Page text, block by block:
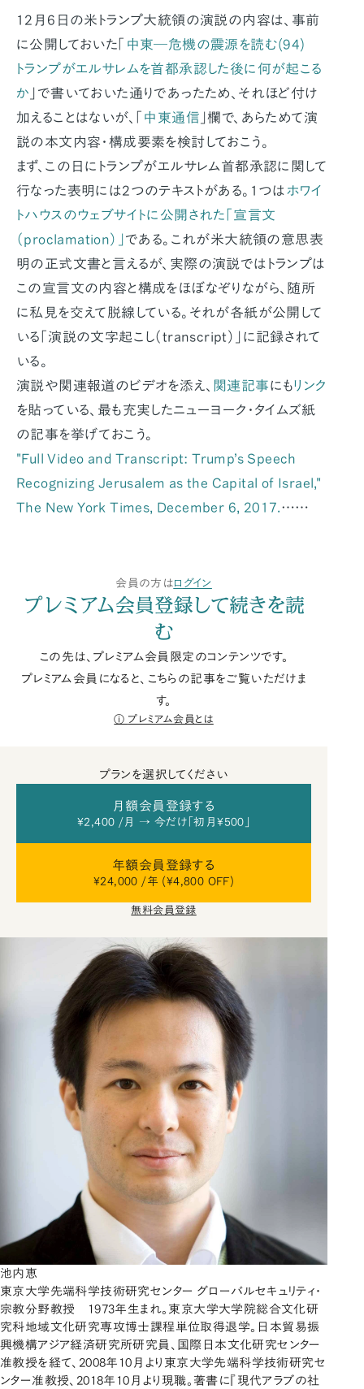
12月6日の米トランプ大統領の演説の内容は、事前
に公開しておいた「
中東―危機の震源を読む(94)
トランプがエルサレムを首都承認した後に何が起こる
か 」で書いておいた通りであったため、それほど付け
加えることはないが、「 中東通信 」欄で、あらためて演
説の本文内容・構成要素を検討しておこう。
まず、この日にトランプがエルサレム首都承認に関して
行なった表明には2つのテキストがある。1つは ホワイ
トハウスのウェブサイトに公開された「宣言文
（proclamation）」 である。これが米大統領の意思表
明の正式文書と言えるが、実際の演説ではトランプは
この宣言文の内容と構成をほぼなぞりながら、随所
に私見を交えて脱線している。それが各紙が公開して
いる「演説の文字起こし（transcript）」に記録されて
いる。
演説や関連報道のビデオを添え、 関連記事にもリンク
を貼っている、最も充実したニューヨーク・タイムズ紙
の記事を挙げておこう。
"Full Video and Transcript: Trump’s Speech
Recognizing Jerusalem as the Capital of Israel,"
The New York Times, December 6, 2017.……
会員の方はログイン
プレミアム会員登録して続きを読
む
この先は、プレミアム会員限定のコンテンツです。
プレミアム会員になると、こちらの記事をご覧いただけま
す。
プレミアム会員とは
プランを選択してください
月額会員登録する
¥2,400 /月 → 今だけ「初月¥500」
年額会員登録する
¥24,000 /年 (¥4,800 OFF)
無料会員登録
池内恵
東京大学先端科学技術研究センター グローバルセキュリティ・
宗教分野教授 1973年生まれ。東京大学大学院総合文化研
究科地域文化研究専攻博士課程単位取得退学。日本貿易振
興機構アジア経済研究所研究員、国際日本文化研究センター
准教授を経て、2008年10月より東京大学先端科学技術研究セ
ンター准教授、2018年10月より現職。著書に『現代アラブの社